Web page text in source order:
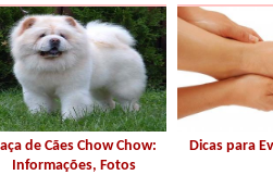
de Cães Chow Chow:
Informações, Fotos
Dicas para